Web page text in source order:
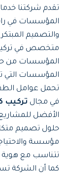
تقدم شركتنا
المؤسسات في
والتصميم
متخصص في تركيب
المؤسسات من
المؤسسات التي
تحمل عوامل
في مجال تركيب
الأفضل
حلول تصميم
مؤسسة
تتناسب مع هوية
كما أن الشركة